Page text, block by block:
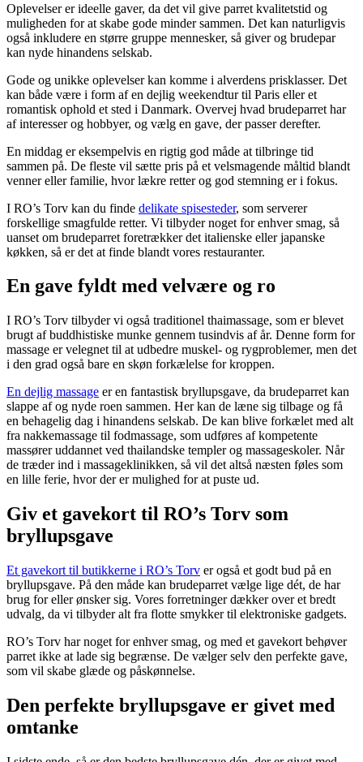
Oplevelser er ideelle gaver, da det vil give parret kvalitetstid og
muligheden for at skabe gode minder sammen. Det kan naturligvis
også inkludere en større gruppe mennesker, så giver og brudepar
kan nyde hinandens selskab.
Gode og unikke oplevelser kan komme i alverdens prisklasser. Det
kan både være i form af en dejlig weekendtur til Paris eller et
romantisk ophold et sted i Danmark. Overvej hvad brudeparret har
af interesser og hobbyer, og vælg en gave, der passer derefter.
En middag er eksempelvis en rigtig god måde at tilbringe tid
sammen på. De fleste vil sætte pris på et velsmagende måltid blandt
venner eller familie, hvor lækre retter og god stemning er i fokus.
I RO’s Torv kan du finde delikate spisesteder, som serverer
forskellige smagfulde retter. Vi tilbyder noget for enhver smag, så
uanset om brudeparret foretrækker det italienske eller japanske
køkken, så er det at finde blandt vores restauranter.
En gave fyldt med velvære og ro
I RO’s Torv tilbyder vi også traditionel thaimassage, som er blevet
brugt af buddhistiske munke gennem tusindvis af år. Denne form for
massage er velegnet til at udbedre muskel- og rygproblemer, men det
i den grad også bare en skøn forkælelse for kroppen.
En dejlig massage er en fantastisk bryllupsgave, da brudeparret kan
slappe af og nyde roen sammen. Her kan de læne sig tilbage og få
en behagelig dag i hinandens selskab. De kan blive forkælet med alt
fra nakkemassage til fodmassage, som udføres af kompetente
massører uddannet ved thailandske templer og massageskoler. Når
de træder ind i massageklinikken, så vil det altså næsten føles som
en lille ferie, hvor der er mulighed for at puste ud.
Giv et gavekort til RO’s Torv som
bryllupsgave
Et gavekort til butikkerne i RO’s Torv er også et godt bud på en
bryllupsgave. På den måde kan brudeparret vælge lige dét, de har
brug for eller ønsker sig. Vores forretninger dækker over et bredt
udvalg, da vi tilbyder alt fra flotte smykker til elektroniske gadgets.
RO’s Torv har noget for enhver smag, og med et gavekort behøver
parret ikke at lade sig begrænse. De vælger selv den perfekte gave,
som vil skabe glæde og påskønnelse.
Den perfekte bryllupsgave er givet med
omtanke